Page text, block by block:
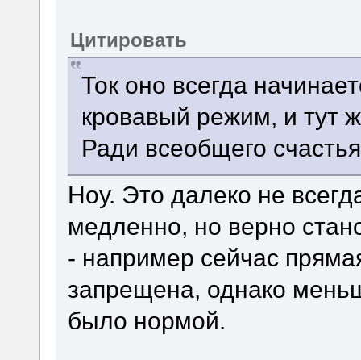
Цитировать
Ток оно всегда
кровавый режим, и тут
Ради всеобщего
Ноу. Это далеко не
медленно, но верно
- например сейчас
запрещена, однако
было нормой.